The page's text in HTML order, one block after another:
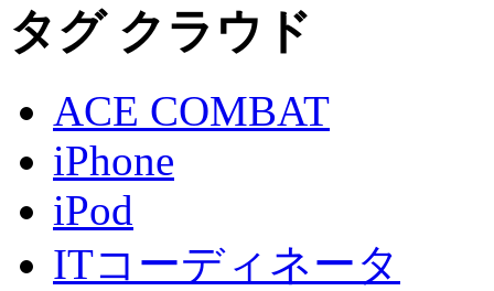
タグ クラウド
ACE COMBAT
iPhone
iPod
ITコーディネータ